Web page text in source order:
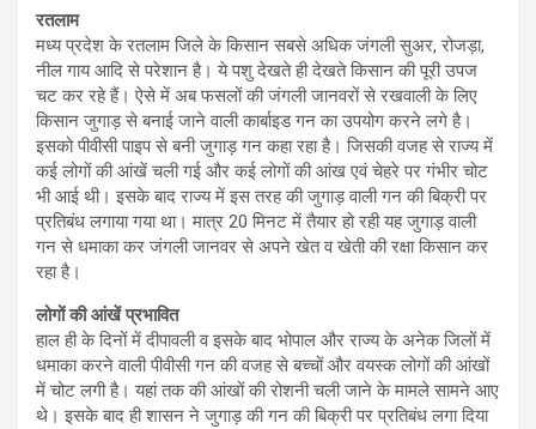
रतलाम
मध्य प्रदेश के रतलाम जिले के किसान सबसे अधिक जंगली सुअर, रोजड़ा,
नील गाय आदि से परेशान है। ये पशु देखते ही देखते किसान की पूरी उपज
चट कर रहे हैं। ऐसे में अब फसलों की जंगली जानवरों से रखवाली के लिए
किसान जुगाड़ से बनाई जाने वाली कार्बाइड गन का उपयोग करने लगे है।
इसको पीवीसी पाइप से बनी जुगाड़ गन कहा रहा है। जिसकी वजह से राज्य में
कई लोगों की आंखें चली गई और कई लोगों की आंख एवं चेहरे पर गंभीर चोट
भी आई थी। इसके बाद राज्य में इस तरह की जुगाड़ वाली गन की बिक्री पर
प्रतिबंध लगाया गया था। मात्र 20 मिनट में तैयार हो रही यह जुगाड़ वाली
गन से धमाका कर जंगली जानवर से अपने खेत व खेती की रक्षा किसान कर
रहा है।
लोगों की आंखें प्रभावित
हाल ही के दिनों में दीपावली व इसके बाद भोपाल और राज्य के अनेक जिलों में
धमाका करने वाली पीवीसी गन की वजह से बच्चों और वयस्क लोगों की आंखों
में चोट लगी है। यहां तक की आंखों की रोशनी चली जाने के मामले सामने आए
थे। इसके बाद ही शासन ने जुगाड़ की गन की बिक्री पर प्रतिबंध लगा दिया